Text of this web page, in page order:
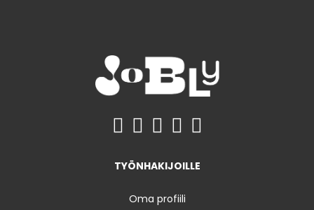
TYÖNHAKIJOILLE
Oma profiili